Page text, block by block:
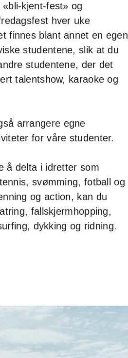
kjent-fest» og
hver uke
finnes blant annet en egen
studentene, slik at du
studentene, der det
talentshow, karaoke og
arrangere egne
for våre studenter.
å delta i idretter som
svømming, fotball og
og action, kan du
fallskjermhopping,
dykking og ridning.